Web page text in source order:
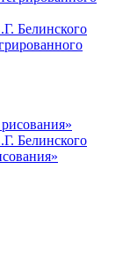
Белинского
Белинского